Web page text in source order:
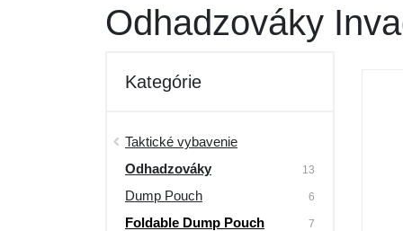
Doplnky
Taktické vybavenie
Výpredaj
Odhadzováky
Kategórie
Taktické vybavenie
Odhadzováky
13
Dump Pouch 6
Foldable Dump Pouch 7